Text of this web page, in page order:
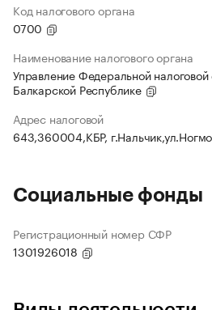
Код налогового органа
0700
Наименование налогового органа
Управление Федеральной
Балкарской Республике
Адрес налоговой
643,360004,КБР,
Социальные фонды
Регистрационный номер СФР
1301926018